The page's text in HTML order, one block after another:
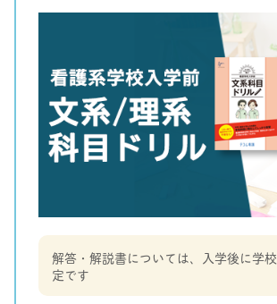
解答・解説書については、入学後に学
定です